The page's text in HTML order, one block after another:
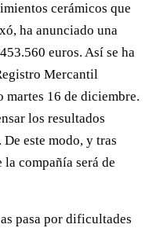
cerámicos que
ha anunciado una
euros. Así se ha
Mercantil
martes 16 de diciembre.
los resultados
este modo, y tras
compañía será de
pasa por dificultades